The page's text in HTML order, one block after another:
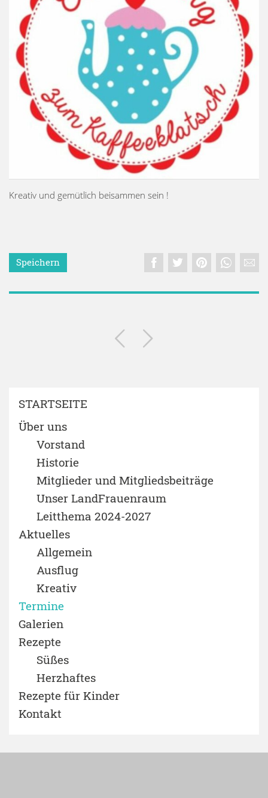
Kreativ und gemütlich beisammen sein !
Speichern
STARTSEITE
Über uns
Vorstand
Historie
Mitglieder und Mitgliedsbeiträge
Unser LandFrauenraum
Leitthema 2024-2027
Aktuelles
Allgemein
Ausflug
Kreativ
Termine
Galerien
Rezepte
Süßes
Herzhaftes
Rezepte für Kinder
Kontakt